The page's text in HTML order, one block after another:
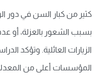
كثير من كبار السن في دور
بسبب الشعور بالعزلة، أو
الزيارات العائلية. وتؤكد
المؤسسات أعلى من